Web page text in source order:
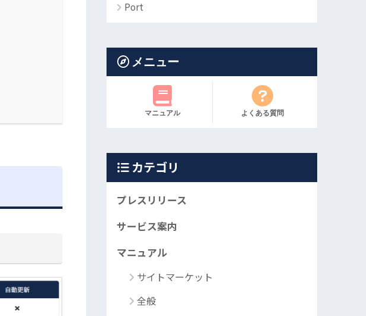
Port
メニュー
マニュアル よくある質問
カテゴリ
プレスリリース
サービス案内
マニュアル
サイトマーケット
全般